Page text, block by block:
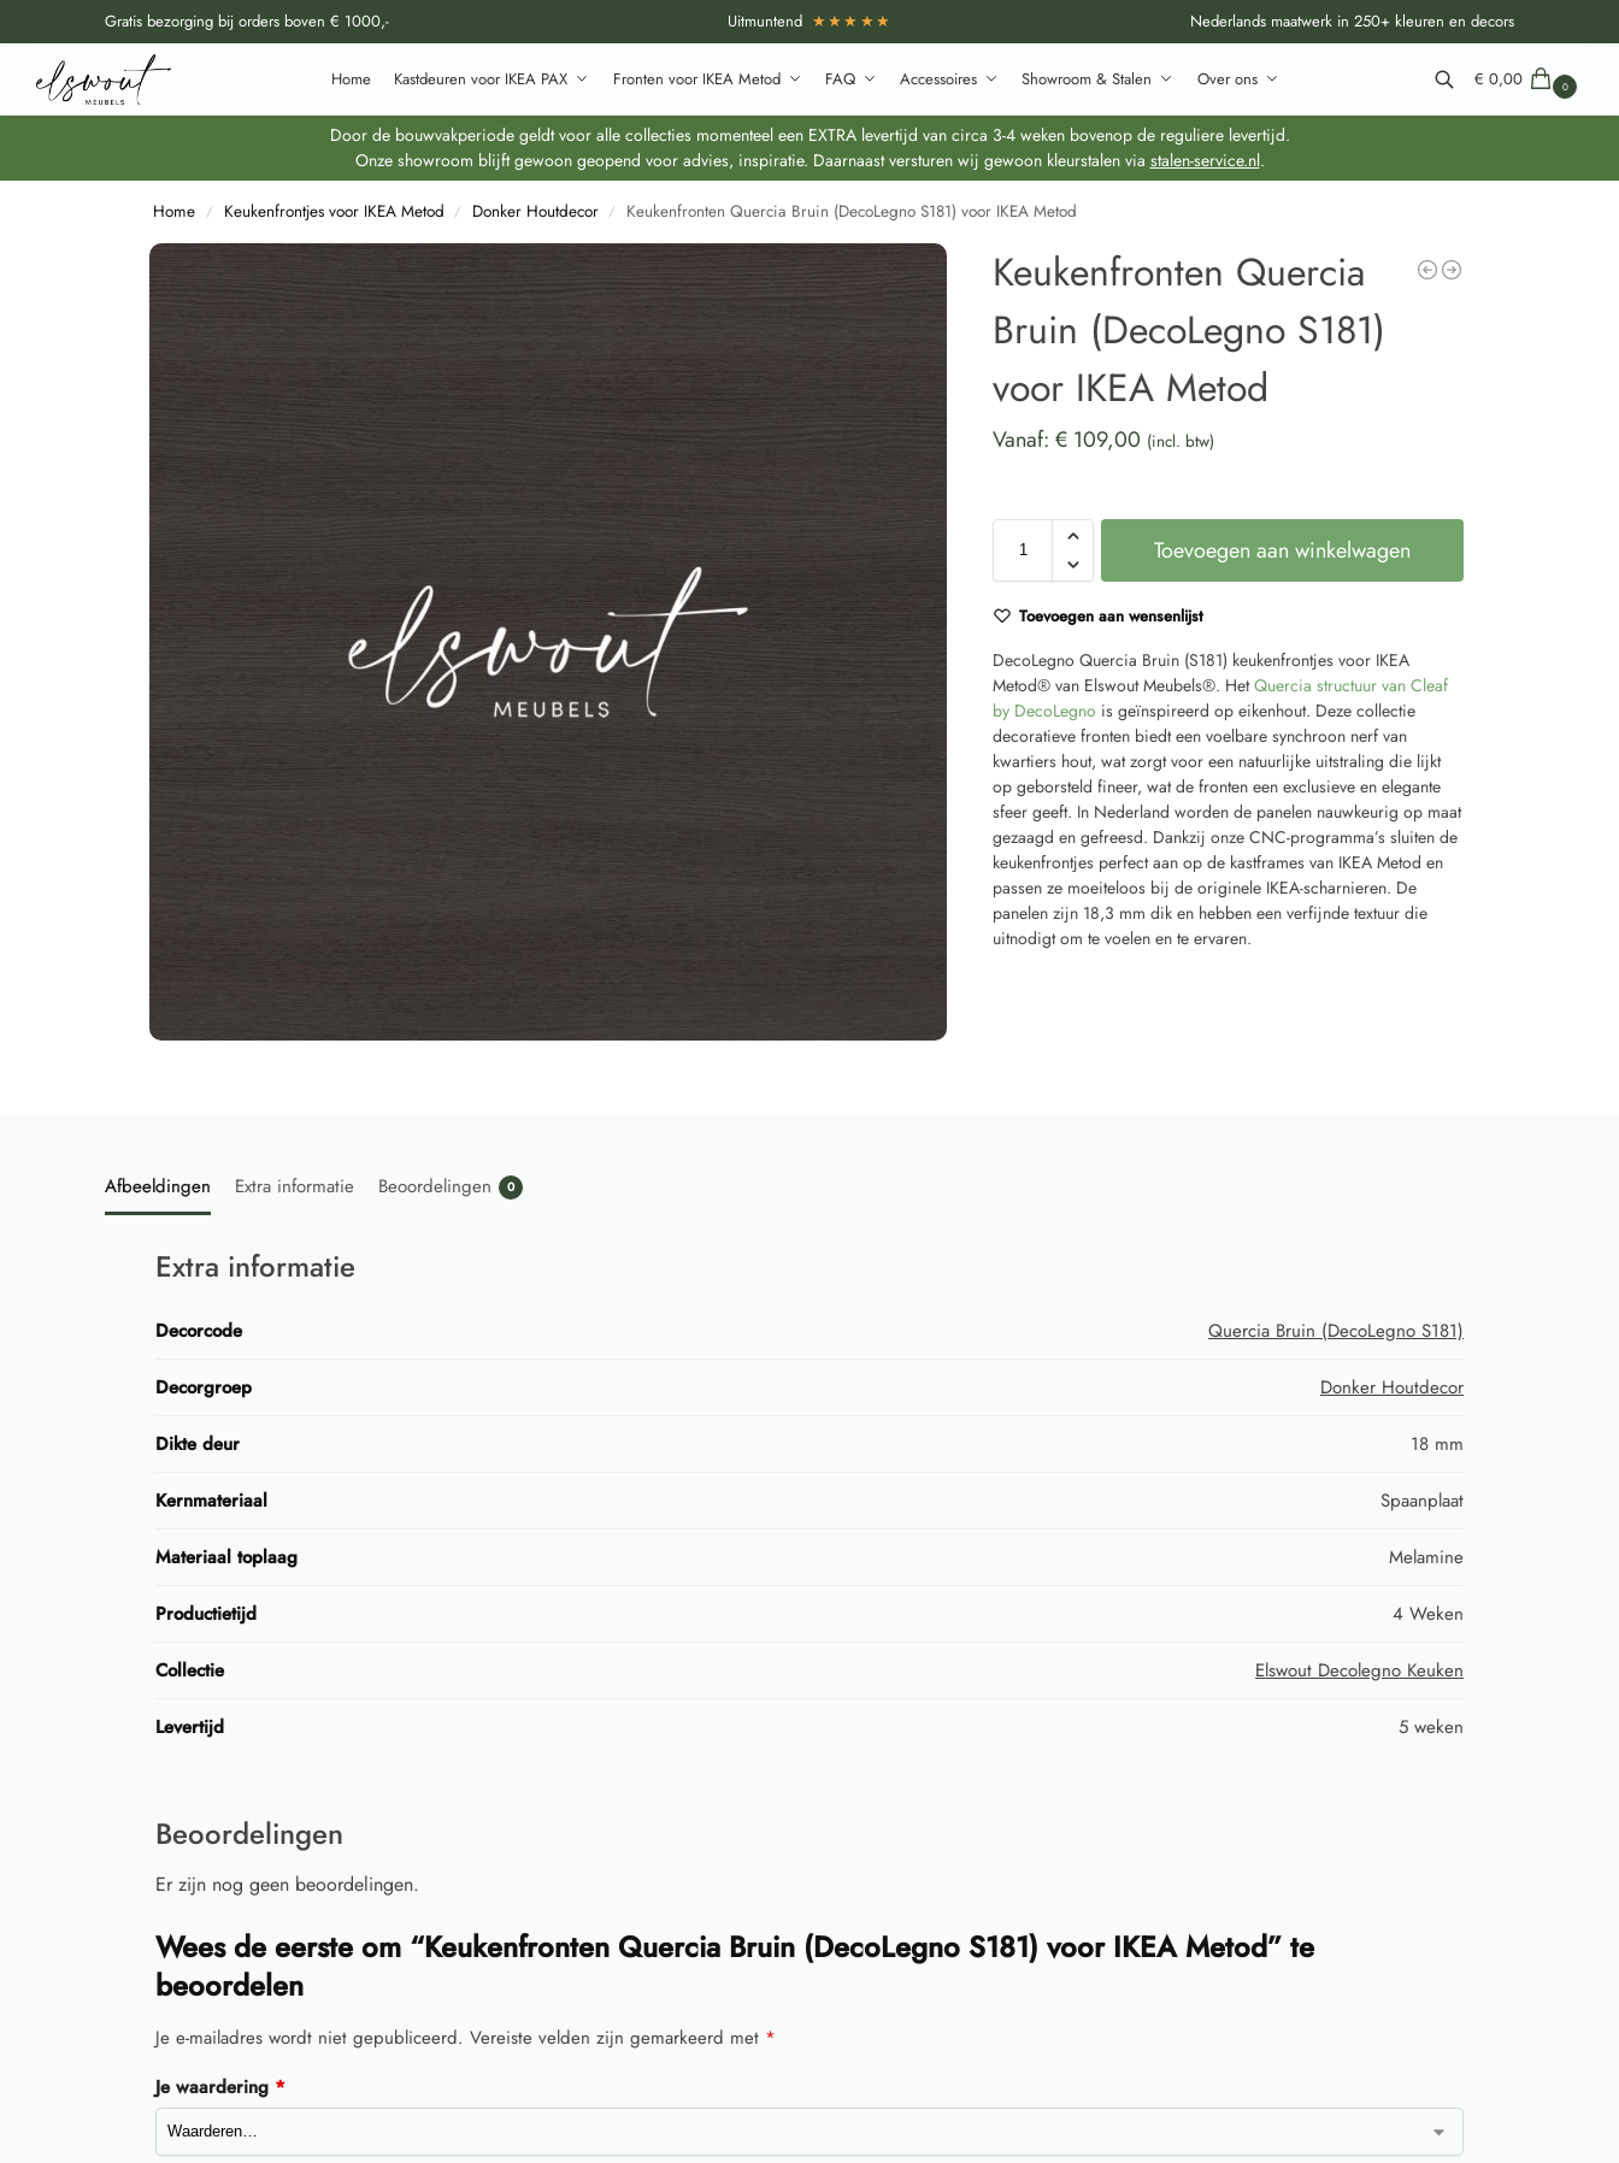
Gratis bezorging bij orders boven € 1000,- Uitmuntend ★★★★★ Nederlands maatwerk in 250+ kleuren en decors
Home Kastdeuren voor IKEA PAX Fronten voor IKEA Metod FAQ Accessoires Showroom & Stalen Over ons
Doorzoek al onze producten
Zoeken
€ 0,00 0
Door de bouwvakperiode geldt voor alle collecties momenteel een EXTRA levertijd van circa 3-4 weken bovenop de reguliere levertijd.
Onze showroom blijft gewoon geopend voor advies, inspiratie. Daarnaast versturen wij gewoon kleurstalen via stalen-service.nl.
Home / Keukenfrontjes voor IKEA Metod / Donker Houtdecor / Keukenfronten Quercia Bruin (DecoLegno S181) voor IKEA Metod
Keukenfronten Quercia
Bruin (DecoLegno S181)
voor IKEA Metod
Vanaf:€ 109,00 (incl. btw)
Toevoegen aan winkelwagen
Toevoegen aan wensenlijst
DecoLegno Quercia Bruin (S181) keukenfrontjes voor IKEA
Metod® van Elswout Meubels®. HetQuercia structuur van Cleaf
by DecoLegno is geïnspireerd op eikenhout. Deze collectie
decoratieve fronten biedt een voelbare synchroon nerf van
kwartiers hout, wat zorgt voor een natuurlijke uitstraling die lijkt
op geborsteld fineer, wat de fronten een exclusieve en elegante
sfeer geeft. In Nederland worden de panelen nauwkeurig op maat
gezaagd en gefreesd. Dankzij onze CNC-programma’s sluiten de
keukenfrontjes perfect aan op de kastframes van IKEA Metod en
passen ze moeiteloos bij de originele IKEA-scharnieren. De
panelen zijn 18,3 mm dik en hebben een verfijnde textuur die
uitnodigt om te voelen en te ervaren.
Afbeeldingen Extra informatie Beoordelingen 0
Extra informatie
Decorcode Quercia Bruin (DecoLegno S181)
Decorgroep Donker Houtdecor
Dikte deur 18 mm
Kernmateriaal Spaanplaat
Materiaal toplaag Melamine
Productietijd 4 Weken
Collectie Elswout Decolegno Keuken
Levertijd 5 weken
Beoordelingen
Er zijn nog geen beoordelingen.
Wees de eerste om “Keukenfronten Quercia Bruin (DecoLegno S181) voor IKEA Metod” te
beoordelen
Je e-mailadres wordt niet gepubliceerd. Vereiste velden zijn gemarkeerd met *
Je waardering *